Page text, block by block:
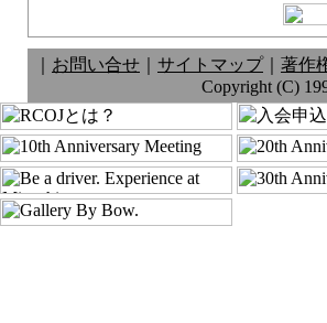
お問い合せ サイトマップ｜ 著作
Copyright (C)